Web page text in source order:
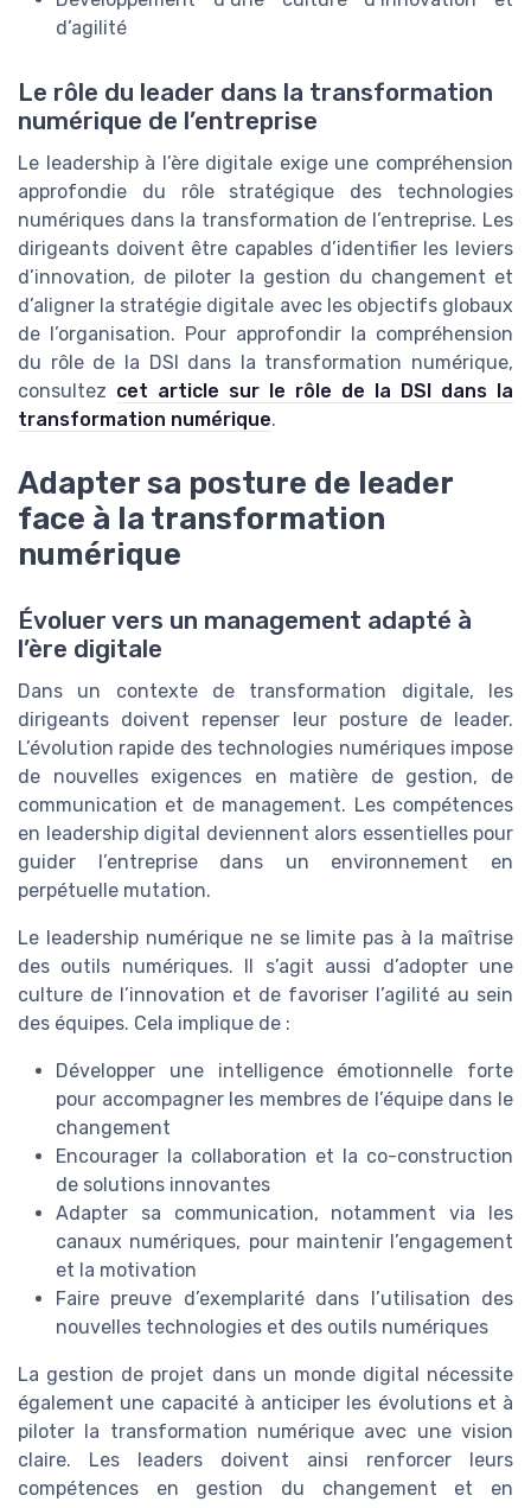
d’agilité
Le rôle du leader dans la transformation
numérique de l’entreprise
Le leadership à l’ère digitale exige une compréhension
approfondie du rôle stratégique des technologies
numériques dans la transformation de l’entreprise. Les
dirigeants doivent être capables d’identifier les leviers
d’innovation, de piloter la gestion du changement et
d’aligner la stratégie digitale avec les objectifs globaux
de l’organisation. Pour approfondir la compréhension
du rôle de la DSI dans la transformation numérique,
consultez cet article sur le rôle de la DSI dans la
transformation numérique.
Adapter sa posture de leader
face à la transformation
numérique
Évoluer vers un management adapté à
l’ère digitale
Dans un contexte de transformation digitale, les
dirigeants doivent repenser leur posture de leader.
L’évolution rapide des technologies numériques impose
de nouvelles exigences en matière de gestion, de
communication et de management. Les compétences
en leadership digital deviennent alors essentielles pour
guider l’entreprise dans un environnement en
perpétuelle mutation.
Le leadership numérique ne se limite pas à la maîtrise
des outils numériques. Il s’agit aussi d’adopter une
culture de l’innovation et de favoriser l’agilité au sein
des équipes. Cela implique de :
Développer une intelligence émotionnelle forte
pour accompagner les membres de l’équipe dans le
changement
Encourager la collaboration et la co-construction
de solutions innovantes
Adapter sa communication, notamment via les
canaux numériques, pour maintenir l’engagement
et la motivation
Faire preuve d’exemplarité dans l’utilisation des
nouvelles technologies et des outils numériques
La gestion de projet dans un monde digital nécessite
également une capacité à anticiper les évolutions et à
piloter la transformation numérique avec une vision
claire. Les leaders doivent ainsi renforcer leurs
compétences en gestion du changement et en